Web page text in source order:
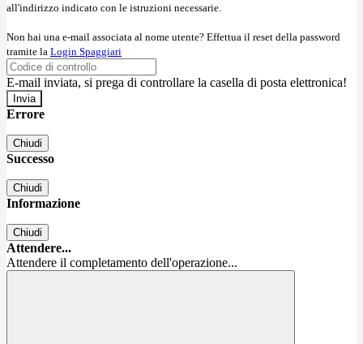
all'indirizzo indicato con le istruzioni necessarie.
Non hai una e-mail associata al nome utente? Effettua il reset della password
tramite la Login Spaggiari
E-mail inviata, si prega di controllare la casella di posta elettronica!
Errore
Chiudi
Successo
Chiudi
Informazione
Chiudi
Attendere...
Attendere il completamento dell'operazione...